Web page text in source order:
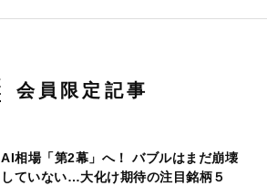
会員限定記事
AI相場「第2幕」へ！ バブルはまだ崩壊
していない…大化け期待の注目銘柄５